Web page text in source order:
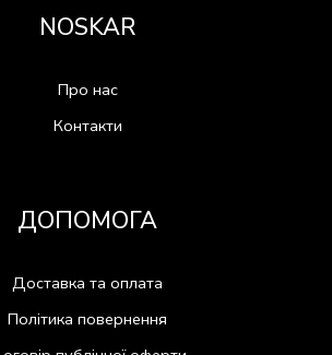
NOSKAR
Про нас
Контакти
ДОПОМОГА
Доставка та оплата
Політика повернення